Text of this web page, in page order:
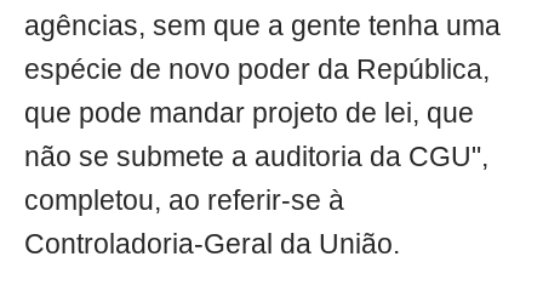
agências, sem que a gente tenha uma
espécie de novo poder da República,
que pode mandar projeto de lei, que
não se submete a auditoria da CGU",
completou, ao referir-se à
Controladoria-Geral da União.